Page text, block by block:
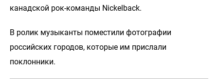
канадской рок-команды Nickelback.
В ролик музыканты поместили фотографии
российских городов, которые им прислали
поклонники.